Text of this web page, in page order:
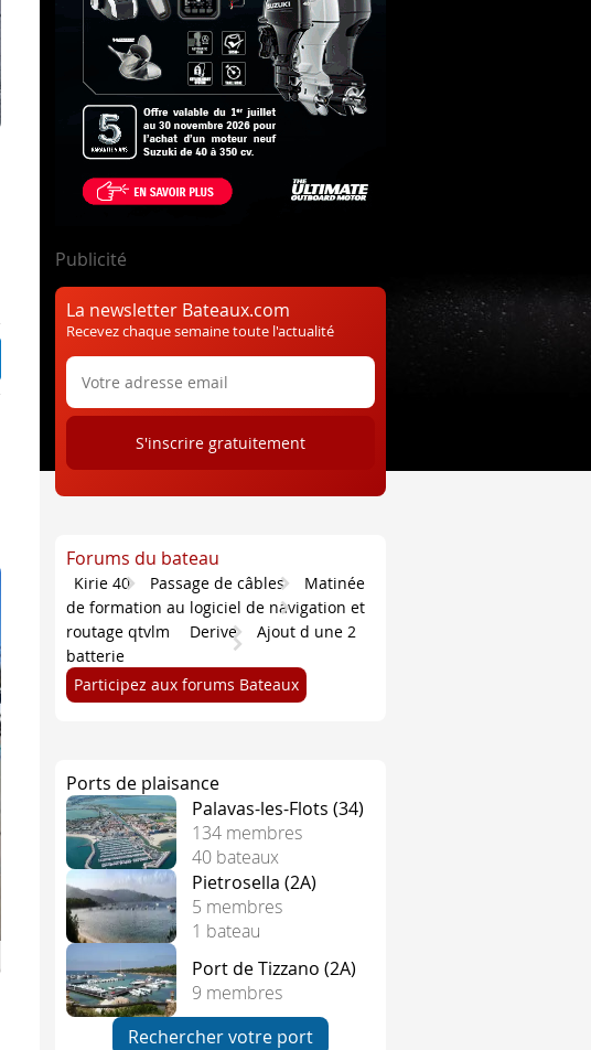
Publicité
La newsletter Bateaux.com
Recevez chaque semaine toute l'actualité
Forums du bateau
Kirie 40 Passage de câbles
Matinée
de formation au logiciel de navigation et
routage qtvlm
Derive
Ajout d une 2
batterie
Participez aux forums Bateaux
Ports de plaisance
Palavas-les-Flots (34)
134 membres
40 bateaux
Pietrosella (2A)
5 membres
1 bateau
Port de Tizzano (2A)
9 membres
Rechercher votre port